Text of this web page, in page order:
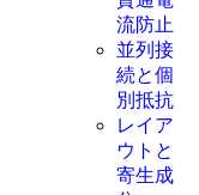
流防止
並列接
続と個
別抵抗
レイア
ウトと
寄生成